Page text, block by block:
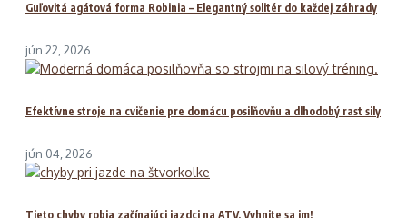
Guľovitá agátová forma Robinia – Elegantný solitér do každej záhrady
jún 22, 2026
Efektívne stroje na cvičenie pre domácu posilňovňu a dlhodobý rast sily
jún 04, 2026
Tieto chyby robia začínajúci jazdci na ATV. Vyhnite sa im!